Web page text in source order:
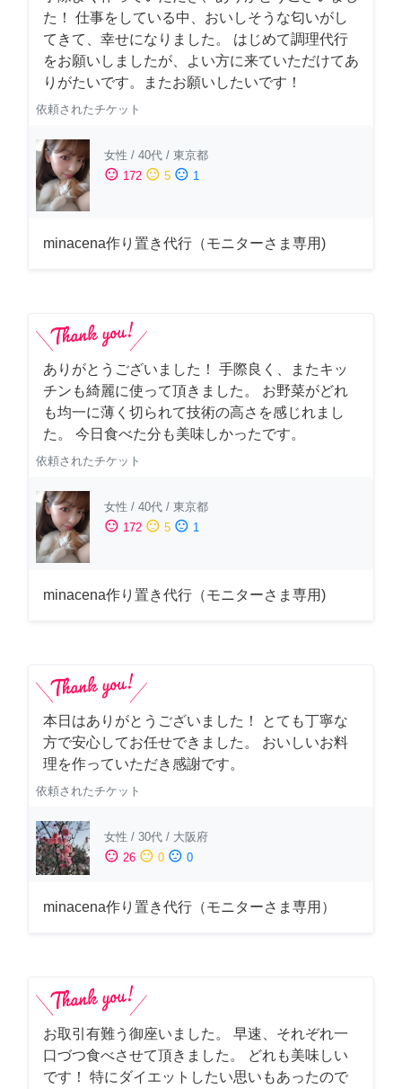
た！ 仕事をしている中、おいしそうな匂いがし
てきて、幸せになりました。 はじめて調理代行
をお願いしましたが、よい方に来ていただけてあ
りがたいです。またお願いしたいです！
依頼されたチケット
女性 / 40代 / 東京都
sentiment_satisfied 172 sentiment_neutral 5 sentiment_dissatisfied 1
minacena作り置き代行（モニターさま専用)
ありがとうございました！ 手際良く、またキッ
チンも綺麗に使って頂きました。 お野菜がどれ
も均一に薄く切られて技術の高さを感じれまし
た。 今日食べた分も美味しかったです。
依頼されたチケット
女性 / 40代 / 東京都
sentiment_satisfied 172 sentiment_neutral 5 sentiment_dissatisfied 1
minacena作り置き代行（モニターさま専用)
本日はありがとうございました！ とても丁寧な
方で安心してお任せできました。 おいしいお料
理を作っていただき感謝です。
依頼されたチケット
女性 / 30代 / 大阪府
sentiment_satisfied 26 sentiment_neutral 0 sentiment_dissatisfied 0
minacena作り置き代行（モニターさま専用）
お取引有難う御座いました。 早速、それぞれ一
口づつ食べさせて頂きました。 どれも美味しい
です！ 特にダイエットしたい思いもあったので